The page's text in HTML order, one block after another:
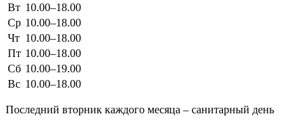
Вт 10.00–18.00
Ср 10.00–18.00
Чт 10.00–18.00
Пт 10.00–18.00
Сб 10.00–19.00
Вс 10.00–18.00
Последний вторник каждого месяца – санитарный день